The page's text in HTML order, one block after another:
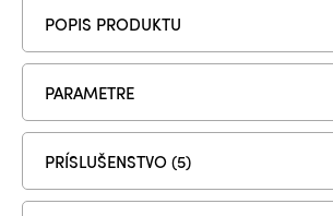
POPIS PRODUKTU
PARAMETRE
PRÍSLUŠENSTVO (5)